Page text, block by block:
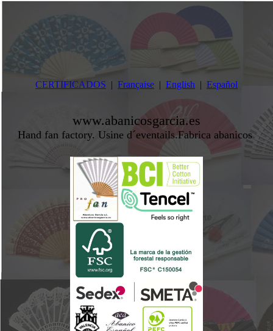
CERTIFICADOS Française English Español
www.abanicosgarcia.es
Hand fan factory. Usine d´eventails.Fabrica abanicos